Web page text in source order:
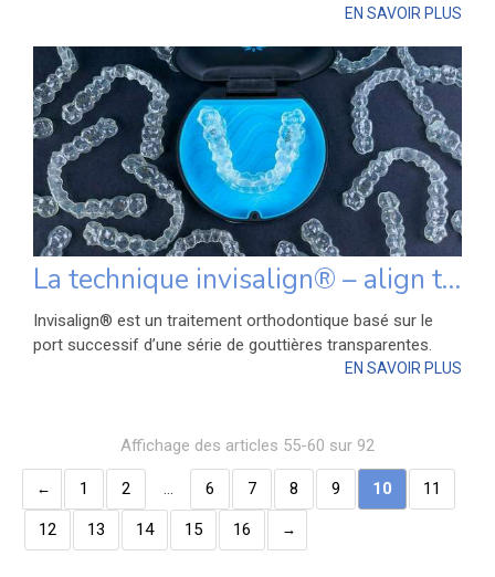
EN SAVOIR PLUS
La technique invisalign® – align technology
Invisalign® est un traitement orthodontique basé sur le
port successif d’une série de gouttières transparentes.
EN SAVOIR PLUS
Affichage des articles 55-60 sur 92
1 2 … 6 7 8 9 10 11
12 13 14 15 16